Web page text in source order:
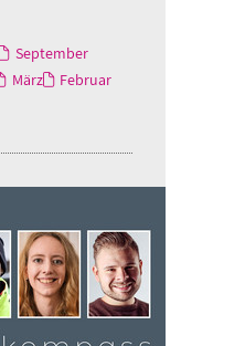
September
März
Februar